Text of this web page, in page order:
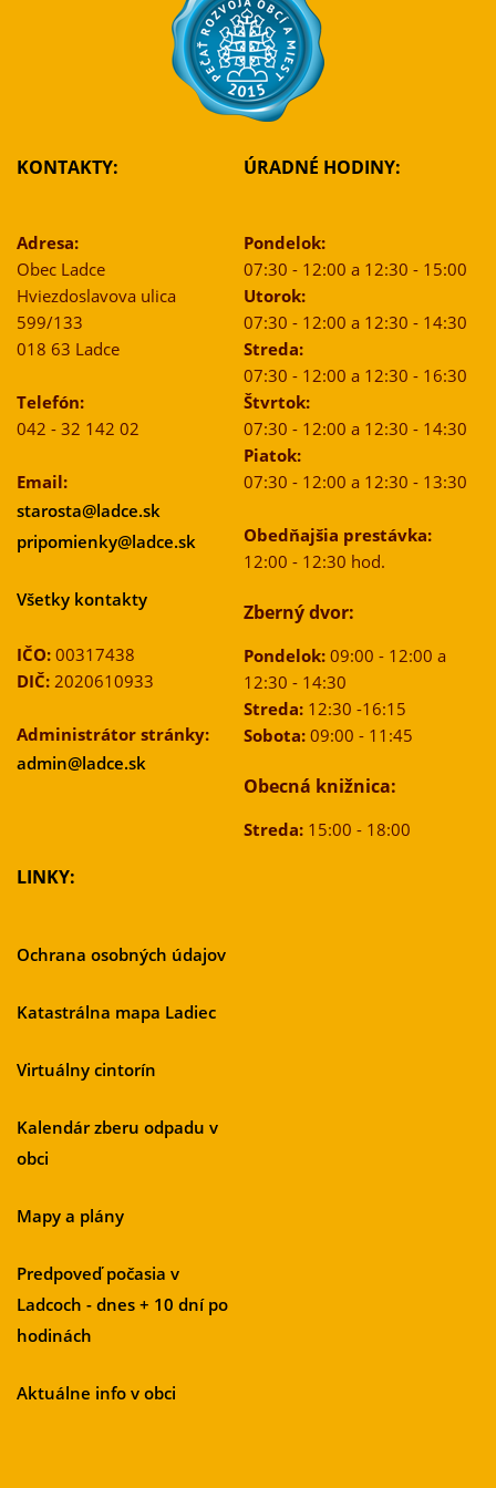
KONTAKTY:
Adresa:
Obec Ladce
Hviezdoslavova ulica
599/133
018 63 Ladce
Telefón:
042 - 32 142 02
Email:
starosta@ladce.sk
pripomienky@ladce.sk
Všetky kontakty
IČO: 00317438
DIČ: 2020610933
Administrátor stránky:
admin@ladce.sk
ÚRADNÉ HODINY:
Pondelok:
07:30 - 12:00 a 12:30 - 15:00
Utorok:
07:30 - 12:00 a 12:30 - 14:30
Streda:
07:30 - 12:00 a 12:30 - 16:30
Štvrtok:
07:30 - 12:00 a 12:30 - 14:30
Piatok:
07:30 - 12:00 a 12:30 - 13:30
Obedňajšia prestávka:
12:00 - 12:30 hod.
Zberný dvor:
Pondelok:09:00 - 12:00 a
12:30 - 14:30
Streda:12:30 -16:15
Sobota:09:00 - 11:45
Obecná knižnica:
Streda:15:00 - 18:00
LINKY:
Ochrana osobných údajov
Katastrálna mapa Ladiec
Virtuálny cintorín
Kalendár zberu odpadu v
obci
Mapy a plány
Predpoveď počasia v
Ladcoch - dnes + 10 dní po
hodinách
Aktuálne info v obci